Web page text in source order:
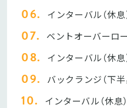
インターバル（休息
ベントオーバーロー
インターバル（休息
バックランジ（下半
インターバル（休息